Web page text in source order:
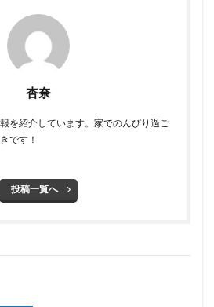
杏奈
を紹介しています。家でのんびり過ご
です！
投稿一覧へ